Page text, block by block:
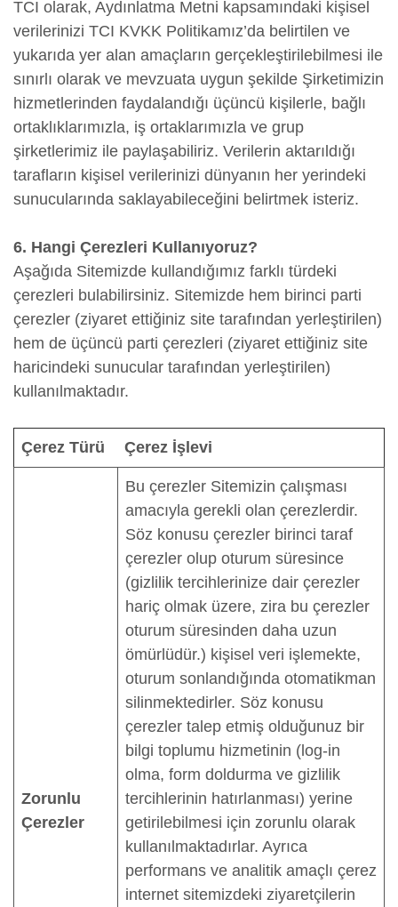
TCI olarak, Aydınlatma Metni kapsamındaki kişisel
verilerinizi TCI KVKK Politikamız’da belirtilen ve
yukarıda yer alan amaçların gerçekleştirilebilmesi ile
sınırlı olarak ve mevzuata uygun şekilde Şirketimizin
hizmetlerinden faydalandığı üçüncü kişilerle, bağlı
ortaklıklarımızla, iş ortaklarımızla ve grup
şirketlerimiz ile paylaşabiliriz. Verilerin aktarıldığı
tarafların kişisel verilerinizi dünyanın her yerindeki
sunucularında saklayabileceğini belirtmek isteriz.
6. Hangi Çerezleri Kullanıyoruz?
Aşağıda Sitemizde kullandığımız farklı türdeki
çerezleri bulabilirsiniz. Sitemizde hem birinci parti
çerezler (ziyaret ettiğiniz site tarafından yerleştirilen)
hem de üçüncü parti çerezleri (ziyaret ettiğiniz site
haricindeki sunucular tarafından yerleştirilen)
kullanılmaktadır.
Çerez Türü Çerez İşlevi
Zorunlu
Çerezler
Bu çerezler Sitemizin çalışması
amacıyla gerekli olan çerezlerdir.
Söz konusu çerezler birinci taraf
çerezler olup oturum süresince
(gizlilik tercihlerinize dair çerezler
hariç olmak üzere, zira bu çerezler
oturum süresinden daha uzun
ömürlüdür.) kişisel veri işlemekte,
oturum sonlandığında otomatikman
silinmektedirler. Söz konusu
çerezler talep etmiş olduğunuz bir
bilgi toplumu hizmetinin (log-in
olma, form doldurma ve gizlilik
tercihlerinin hatırlanması) yerine
getirilebilmesi için zorunlu olarak
kullanılmaktadırlar. Ayrıca
performans ve analitik amaçlı çerez
internet sitemizdeki ziyaretçilerin